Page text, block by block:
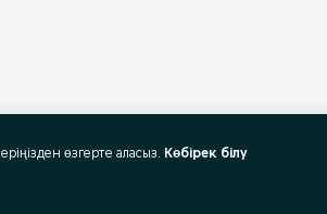
өзгерте аласыз. Көбірек білу